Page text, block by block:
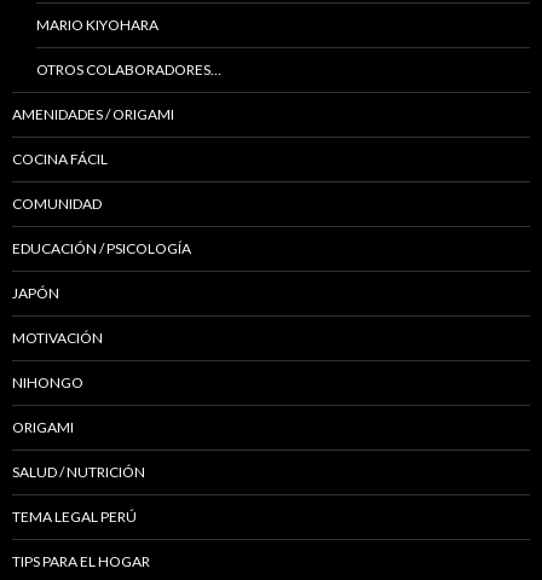
MARIO KIYOHARA
OTROS COLABORADORES…
AMENIDADES / ORIGAMI
COCINA FÁCIL
COMUNIDAD
EDUCACIÓN / PSICOLOGÍA
JAPÓN
MOTIVACIÓN
NIHONGO
ORIGAMI
SALUD / NUTRICIÓN
TEMA LEGAL PERÚ
TIPS PARA EL HOGAR